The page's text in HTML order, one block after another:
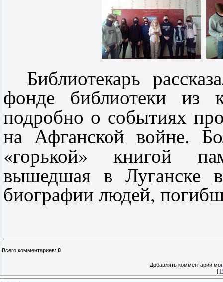
Библиотекарь
фонде библиотеки из
подробно о событиях
на Афганской войне.
«горькой» книгой
вышедшая в Луганске
биографии людей,
Всего комментариев: 0
Добавлять комментарии
[